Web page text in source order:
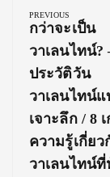
PREVIOUS
Previous
Post:
กว่าจะเป็น
วาเลนไทน์
ประวัติวัน
วาเลนไทน์แ
เจาะลึก / 8
ความรู้เกี่ยว
วาเลนไทน์